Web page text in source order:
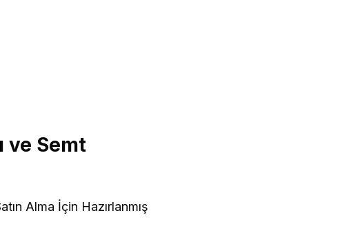
ve Semt
Alma İçin Hazırlanmış